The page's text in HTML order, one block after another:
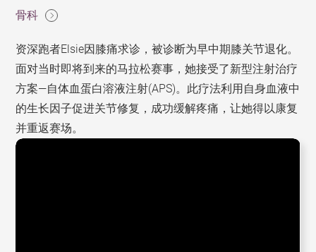
骨科
资深跑者Elsie因膝痛求诊，被诊断为早中期膝关节退化。
面对当时即将到来的马拉松赛事，她接受了新型注射治疗
方案—自体血蛋白溶液注射(APS)。此疗法利用自身血液中
的生长因子促进关节修复，成功缓解疼痛，让她得以康复
并重返赛场。